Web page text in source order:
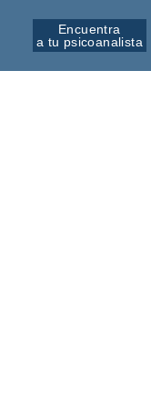
Encuentra
a tu psicoanalista